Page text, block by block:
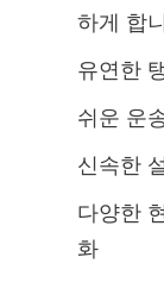
하게 합
유연한
쉬운 운
신속한
다양한
화